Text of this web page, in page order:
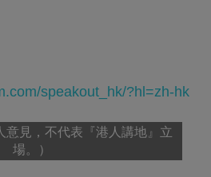
speakout_hk/?hl=zh-hk
意見，不代表『港人講地』立
場。）